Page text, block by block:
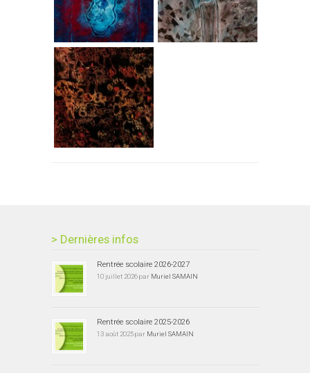
> Dernières infos
Rentrée scolaire 2026-2027
10 juillet 2026 par Muriel SAMAIN
Rentrée scolaire 2025-2026
13 août 2025 par Muriel SAMAIN